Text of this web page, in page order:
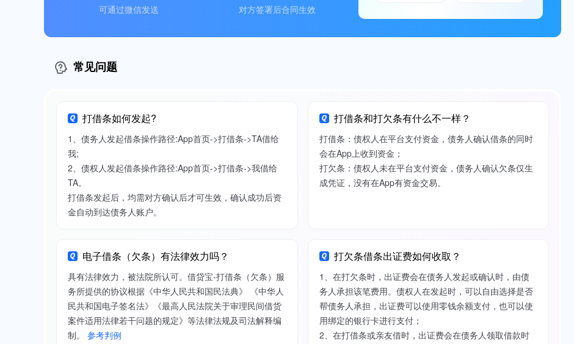
可通过微信发送 对方签署后合同生效
常见问题
打借条如何发起?
1、债务人发起借条操作路径:App首页->打借条->TA借给
我;
2、债权人发起借条操作路径:App首页->打借条->我借给
TA。
打借条发起后，均需对方确认后才可生效，确认成功后资
金自动到达债务人账户。
打借条和打欠条有什么不一样？
打借条：债权人在平台支付资金，债务人确认借条的同时
会在App上收到资金；
打欠条：债权人未在平台支付资金，债务人确认欠条仅生
成凭证，没有在App有资金交易。
电子借条（欠条）有法律效力吗？
具有法律效力，被法院所认可。借贷宝-打借条（欠条）服
务所提供的协议根据《中华人民共和国民法典》 《中华人
民共和国电子签名法》《最高人民法院关于审理民间借货
案件适用法律若干问题的规定》等法律法规及司法解释编
制。 参考判例
打欠条借条出证费如何收取？
1、在打欠条时，出证费会在债务人发起或确认时，由债
务人承担该笔费用。债权人在发起时，可以自由选择是否
帮债务人承担，出证费可以使用零钱余额支付，也可以使
用绑定的银行卡进行支付；
2、在打借条或亲友借时，出证费会在债务人领取借款时